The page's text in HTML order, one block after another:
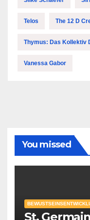
Telos The 12 D
Thymus: Das Kollektiv
Vanessa Gabor
You missed
St.